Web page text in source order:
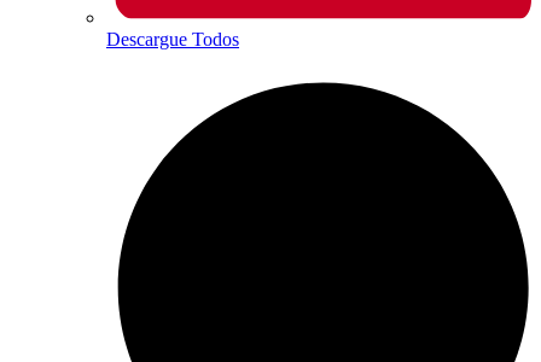
Descargue Todos